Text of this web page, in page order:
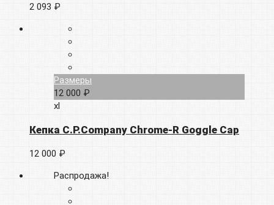
2 093 ₽
Размеры
12 000 ₽
xl
Кепка C.P.Company Chrome-R Goggle Cap
12 000 ₽
Распродажа!